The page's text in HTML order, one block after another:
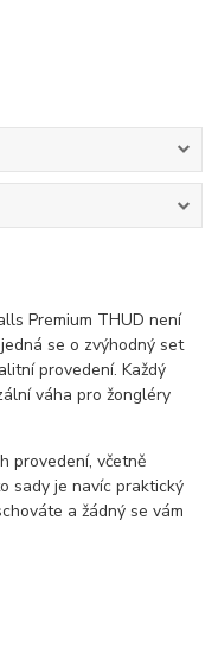
Premium THUD není
se o zvýhodný set
provedení. Každý
váha pro žongléry
provedení, včetně
sady je navíc praktický
a žádný se vám